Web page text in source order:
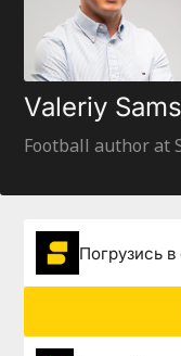
Valeriy
Football author at
Погрузиcь в